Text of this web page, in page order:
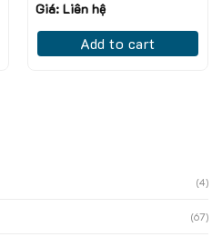
Giá: Liên hệ
Add to cart
(4)
(67)